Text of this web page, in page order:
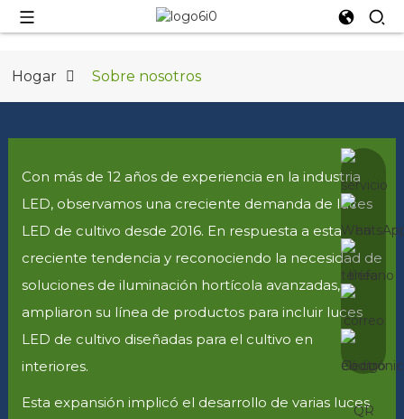
Hogar Sobre nosotros
Con más de 12 años de experiencia en la industria
LED, observamos una creciente demanda de luces
LED de cultivo desde 2016. En respuesta a esta
creciente tendencia y reconociendo la necesidad de
soluciones de iluminación hortícola avanzadas,
ampliaron su línea de productos para incluir luces
LED de cultivo diseñadas para el cultivo en
interiores.
Esta expansión implicó el desarrollo de varias luces